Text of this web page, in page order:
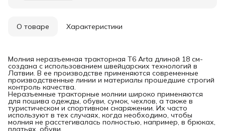
О товаре Характеристики
Молния неразъемная тракторная T6 Arta длиной 18 см-
создана с использованием швейцарских технологий в
Латвии. В ее производстве применяются современные
производственные линии и материалы прошедшие строгий
контроль качества.
Неразъемные тракторные молнии широко применяются
для пошива одежды, обуви, сумок, чехлов, а также в
туристическом и спортивном снаряжении. Их часто
используют в тех случаях, когда необходимо, чтобы
молния не расстегивалась полностью, например, в брюках,
платьях, обуви.